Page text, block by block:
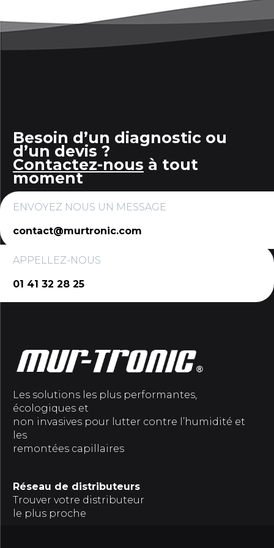
Besoin d’un diagnostic ou
d’un devis ?
Contactez-nous à tout
moment
ENVOYEZ NOUS UN MESSAGE
contact@murtronic.com
APPELLEZ-NOUS
01 41 32 28 25
Les solutions les plus performantes,
écologiques et
non invasives pour lutter contre l’humidité et
les
remontées capillaires
Réseau de distributeurs
Trouver votre distributeur
le plus proche